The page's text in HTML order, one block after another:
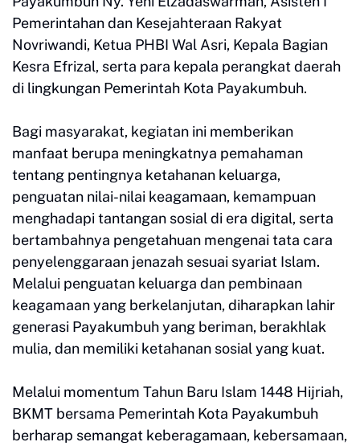
Pemerintahan dan Kesejahteraan Rakyat
Novriwandi, Ketua PHBI Wal Asri, Kepala Bagian
Kesra Efrizal, serta para kepala perangkat daerah
di lingkungan Pemerintah Kota Payakumbuh.
Bagi masyarakat, kegiatan ini memberikan
manfaat berupa meningkatnya pemahaman
tentang pentingnya ketahanan keluarga,
penguatan nilai-nilai keagamaan, kemampuan
menghadapi tantangan sosial di era digital, serta
bertambahnya pengetahuan mengenai tata cara
penyelenggaraan jenazah sesuai syariat Islam.
Melalui penguatan keluarga dan pembinaan
keagamaan yang berkelanjutan, diharapkan lahir
generasi Payakumbuh yang beriman, berakhlak
mulia, dan memiliki ketahanan sosial yang kuat.
Melalui momentum Tahun Baru Islam 1448 Hijriah,
BKMT bersama Pemerintah Kota Payakumbuh
berharap semangat keberagamaan, kebersamaan,